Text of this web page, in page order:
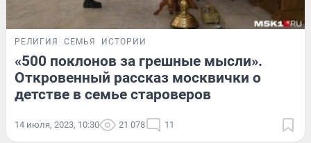
РЕЛИГИЯ СЕМЬЯ ИСТОРИИ
«500 поклонов за грешные мысли».
Откровенный рассказ москвички о
детстве в семье староверов
14 июля, 2023, 10:30 21 078 11